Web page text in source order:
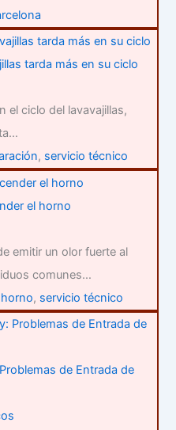
tarda más en su ciclo
el ciclo del lavavajillas,
, servicio técnico
el horno
emitir un olor fuerte al
comunes…
, servicio técnico
de Entrada de